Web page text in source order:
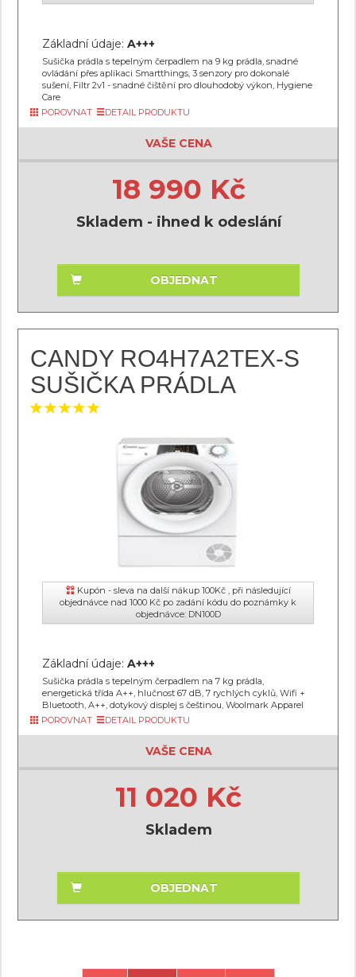
Základní údaje: A+++
Sušička prádla s tepelným čerpadlem na 9 kg prádla, snadné
ovládání přes aplikaci Smartthings, 3 senzory pro dokonalé
sušení, Filtr 2v1 - snadné čištění pro dlouhodobý výkon, Hygiene
Care
POROVNAT
DETAIL PRODUKTU
VAŠE CENA
18 990 Kč
Skladem - ihned k odeslání
OBJEDNAT
CANDY RO4H7A2TEX-S
SUŠIČKA PRÁDLA
Kupón - sleva na další nákup 100Kč , při následující
objednávce nad 1000 Kč po zadání kódu do poznámky k
objednávce: DN100D
Základní údaje: A+++
Sušička prádla s tepelným čerpadlem na 7 kg prádla,
energetická třída A++, hlučnost 67 dB, 7 rychlých cyklů, Wifi +
Bluetooth, A++, dotykový displej s češtinou, Woolmark Apparel
POROVNAT
DETAIL PRODUKTU
VAŠE CENA
11 020 Kč
Skladem
OBJEDNAT